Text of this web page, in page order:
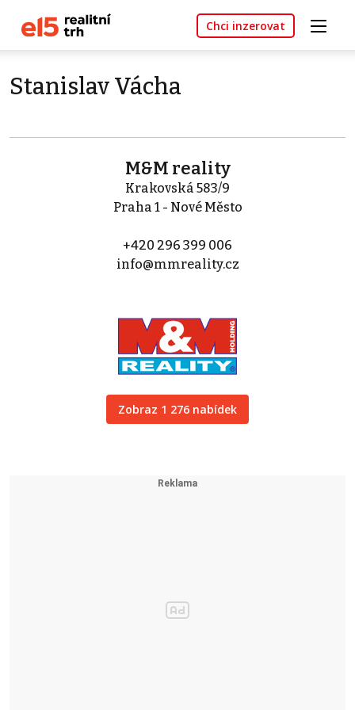
Chci inzerovat
Stanislav Vácha
M&M reality
Krakovská 583/9
Praha 1 - Nové Město
+420 296 399 006
info@mmreality.cz
Zobraz 1 276 nabídek